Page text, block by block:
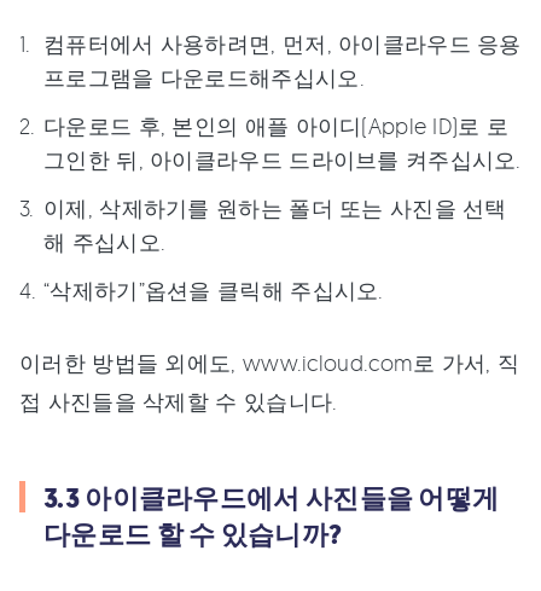
컴퓨터에서 사용하려면, 먼저, 아이클라우드 응용
프로그램을 다운로드해주십시오.
다운로드 후, 본인의 애플 아이디(Apple ID)로 로
그인한 뒤, 아이클라우드 드라이브를 켜주십시오.
이제, 삭제하기를 원하는 폴더 또는 사진을 선택
해 주십시오.
“삭제하기”옵션을 클릭해 주십시오.
이러한 방법들 외에도, www.icloud.com로 가서, 직
접 사진들을 삭제할 수 있습니다.
3.3 아이클라우드에서 사진들을 어떻게
다운로드 할 수 있습니까?